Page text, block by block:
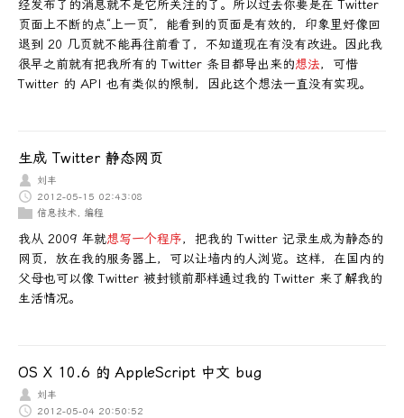
经发布了的消息就不是它所关注的了。所以过去你要是在 Twitter
页面上不断的点“上一页”，能看到的页面是有效的，印象里好像回
退到 20 几页就不能再往前看了，不知道现在有没有改进。因此我
很早之前就有把我所有的 Twitter 条目都导出来的想法，可惜
Twitter 的 API 也有类似的限制，因此这个想法一直没有实现。
生成 Twitter 静态网页
刘丰
2012-05-15 02:43:08
信息技术, 编程
我从 2009 年就想写一个程序，把我的 Twitter 记录生成为静态的
网页，放在我的服务器上，可以让墙内的人浏览。这样，在国内的
父母也可以像 Twitter 被封锁前那样通过我的 Twitter 来了解我的
生活情况。
OS X 10.6 的 AppleScript 中文 bug
刘丰
2012-05-04 20:50:52